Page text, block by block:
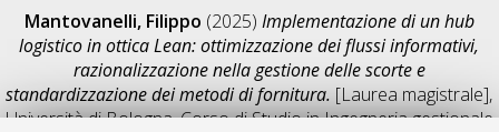
Mantovanelli, Filippo (2025) Implementazione di un hub
logistico in ottica Lean: ottimizzazione dei flussi informativi,
razionalizzazione nella gestione delle scorte e
standardizzazione dei metodi di fornitura. [Laurea magistrale],
Università di Bologna, Corso di Studio inIngegneria gestionale